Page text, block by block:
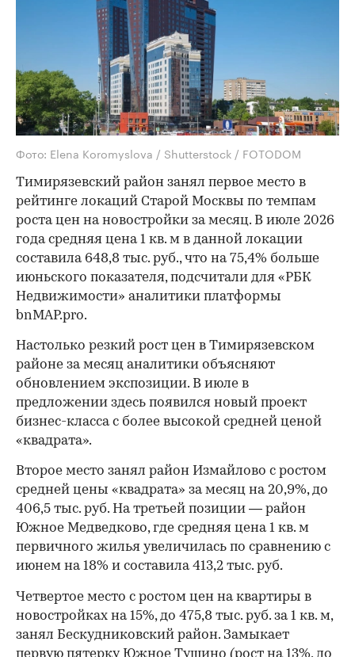
Фото: Elena Koromyslova / Shutterstock / FOTODOM
Тимирязевский район занял первое место в
рейтинге локаций Старой Москвы по темпам
роста цен на новостройки за месяц. В июле 2026
года средняя цена 1 кв. м в данной локации
составила 648,8 тыс. руб., что на 75,4% больше
июньского показателя, подсчитали для «РБК
Недвижимости» аналитики платформы
bnMAP.pro.
Настолько резкий рост цен в Тимирязевском
районе за месяц аналитики объясняют
обновлением экспозиции. В июле в
предложении здесь появился новый проект
бизнес-класса с более высокой средней ценой
«квадрата».
Второе место занял район Измайлово с ростом
средней цены «квадрата» за месяц на 20,9%, до
406,5 тыс. руб. На третьей позиции — район
Южное Медведково, где средняя цена 1 кв. м
первичного жилья увеличилась по сравнению с
июнем на 18% и составила 413,2 тыс. руб.
Четвертое место с ростом цен на квартиры в
новостройках на 15%, до 475,8 тыс. руб. за 1 кв. м,
занял Бескудниковский район. Замыкает